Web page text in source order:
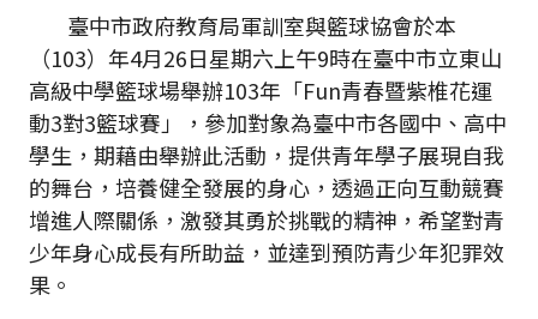
臺中市政府教育局軍訓室與籃球協會於本
（103）年4月26日星期六上午9時在臺中市立東山
高級中學籃球場舉辦103年「Fun青春暨紫椎花運
動3對3籃球賽」，參加對象為臺中市各國中、高中
學生，期藉由舉辦此活動，提供青年學子展現自我
的舞台，培養健全發展的身心，透過正向互動競賽
增進人際關係，激發其勇於挑戰的精神，希望對青
少年身心成長有所助益，並達到預防青少年犯罪效
果。